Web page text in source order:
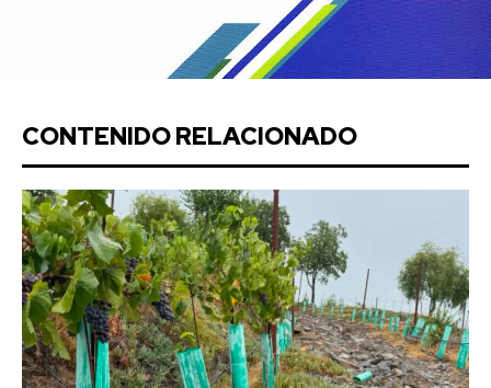
CONTENIDO RELACIONADO